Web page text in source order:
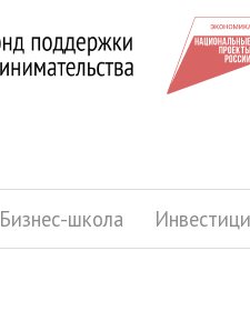
Бизнес-школа